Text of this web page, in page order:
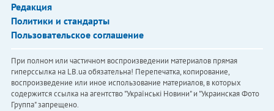
Редакция
Политики и стандарты
Пользовательское соглашение
При полном или частичном воспроизведении материалов прямая
гиперссылка на LB.ua обязательна! Перепечатка, копирование,
воспроизведение или иное использование материалов, в которых
содержится ссылка на агентство "Українськi Новини" и "Украинская Фото
Группа" запрещено.